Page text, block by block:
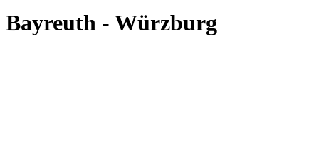
Bayreuth - Würzburg